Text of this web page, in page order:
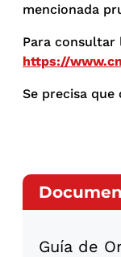
mencionada
Para consultar
https://
Se precisa
Guía de